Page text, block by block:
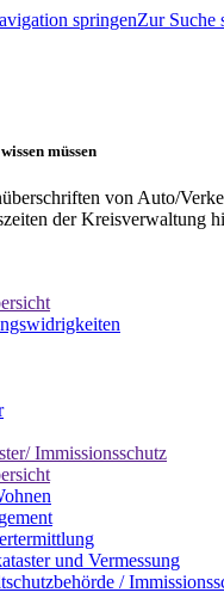
springenZur Suche
müssen
von Auto/
der Kreisverwaltung
Immissionsschutz
und Vermessung
/